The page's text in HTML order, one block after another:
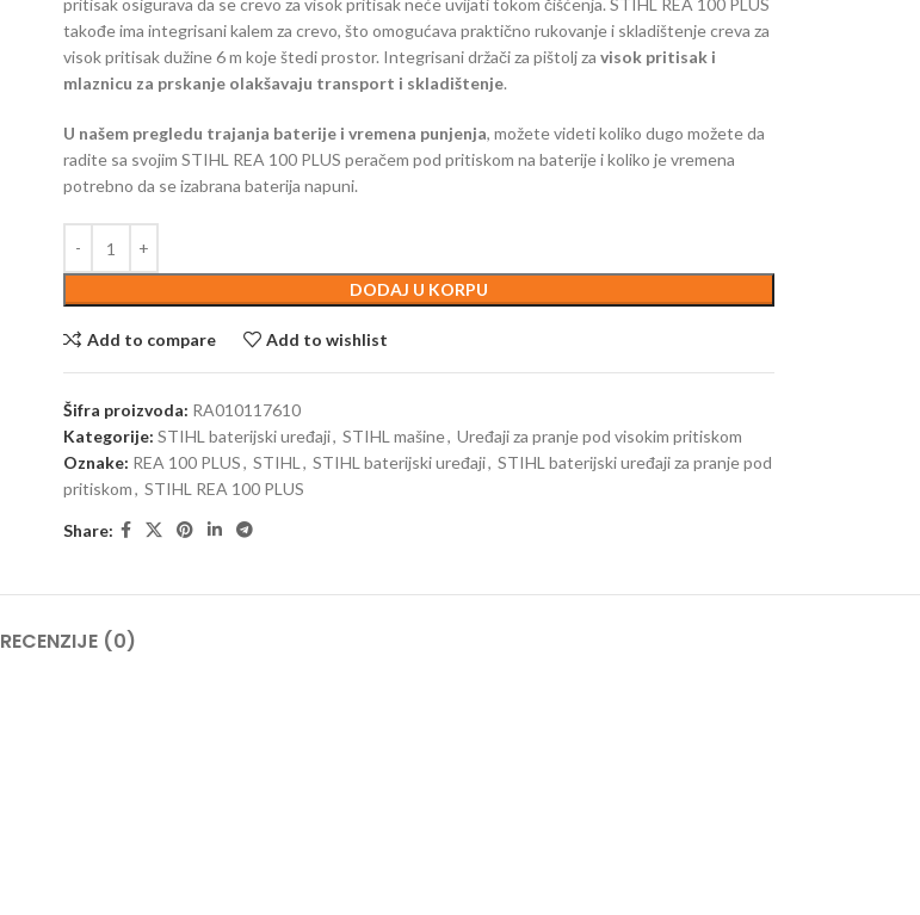
pritisak osigurava da se crevo za visok pritisak neće uvijati tokom čišćenja. STIHL REA 100 PLUS
takođe ima integrisani kalem za crevo, što omogućava praktično rukovanje i skladištenje creva za
visok pritisak dužine 6 m koje štedi prostor. Integrisani držači za pištolj za visok pritisak i
mlaznicu za prskanje olakšavaju transport i skladištenje.
U našem pregledu trajanja baterije i vremena punjenja, možete videti koliko dugo možete da
radite sa svojim STIHL REA 100 PLUS peračem pod pritiskom na baterije i koliko je vremena
potrebno da se izabrana baterija napuni.
DODAJ U KORPU
Add to compare Add to wishlist
Šifra proizvoda: RA010117610
Kategorije: STIHL baterijski uređaji, STIHL mašine, Uređaji za pranje pod visokim pritiskom
Oznake: REA 100 PLUS, STIHL , STIHL baterijski uređaji, STIHL baterijski uređaji za pranje pod
pritiskom, STIHL REA 100 PLUS
Share:
RECENZIJE (0)